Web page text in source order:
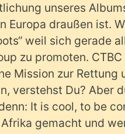
unseres
Europa draußen ist.
weil sich gerade
zu promoten.
Mission zur Rettung
verstehst Du? Aber
It is cool, to be
gemacht und